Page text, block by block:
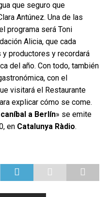
que seguro que
Antúnez. Una de las
programa será Toni
Alicia, que cada
productores y recordará
del año. Con todo, también
con el
visitará el Restaurante
explicar cómo se come.
a Berlín» se emite
en Catalunya Ràdio.